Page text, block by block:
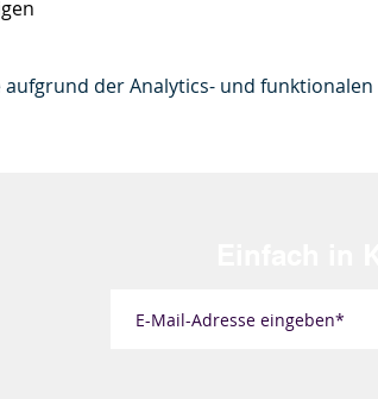
aufgrund der Analytics- und